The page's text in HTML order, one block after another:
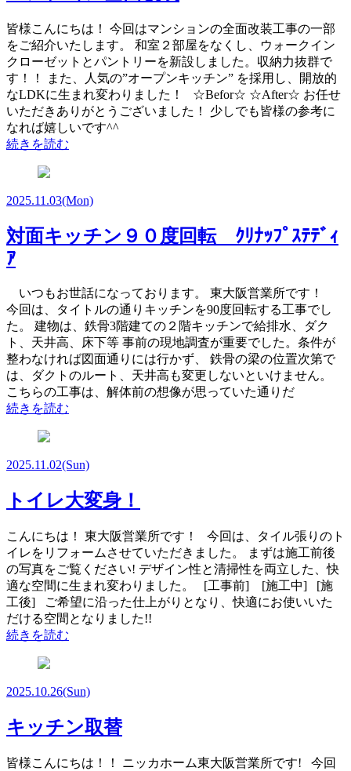
皆様こんにちは！ 今回はマンションの全面改装工事の一部
をご紹介いたします。 和室２部屋をなくし、ウォークイン
クローゼットとパントリーを新設しました。収納力抜群で
す！！ また、人気の”オープンキッチン” を採用し、開放的
なLDKに生まれ変わりました！ ☆Befor☆ ☆After☆ お任せ
いただきありがとうございました！ 少しでも皆様の参考に
なれば嬉しいです^^
続きを読む
2025.11.03(Mon)
対面キッチン９０度回転 ｸﾘﾅｯﾌﾟｽﾃﾃﾞｨ
ｱ
いつもお世話になっております。 東大阪営業所です！
今回は、タイトルの通りキッチンを90度回転する工事でし
た。 建物は、鉄骨3階建ての２階キッチンで給排水、ダク
ト、天井高、床下等 事前の現地調査が重要でした。条件が
整わなければ図面通りには行かず、 鉄骨の梁の位置次第で
は、ダクトのルート、天井高も変更しないといけません。
こちらの工事は、解体前の想像が思っていた通りだ
続きを読む
2025.11.02(Sun)
トイレ大変身！
こんにちは！ 東大阪営業所です！ 今回は、タイル張りのト
イレをリフォームさせていただきました。 まずは施工前後
の写真をご覧ください! デザイン性と清掃性を両立した、快
適な空間に生まれ変わりました。 [工事前] [施工中] [施
工後] ご希望に沿った仕上がりとなり、快適にお使いいた
だける空間となりました!!
続きを読む
2025.10.26(Sun)
キッチン取替
皆様こんにちは！！ ニッカホーム東大阪営業所です! 今回